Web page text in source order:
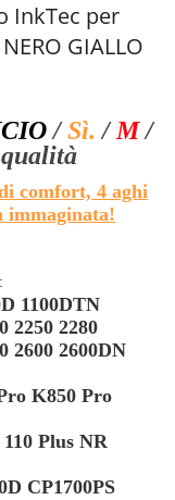
InkTec per
GIALLO
/Sì. /M/
comfort, 4 aghi
immaginata!
1100DTN
2250 2280
2600 2600DN
K850 Pro
Plus NR
CP1700PS